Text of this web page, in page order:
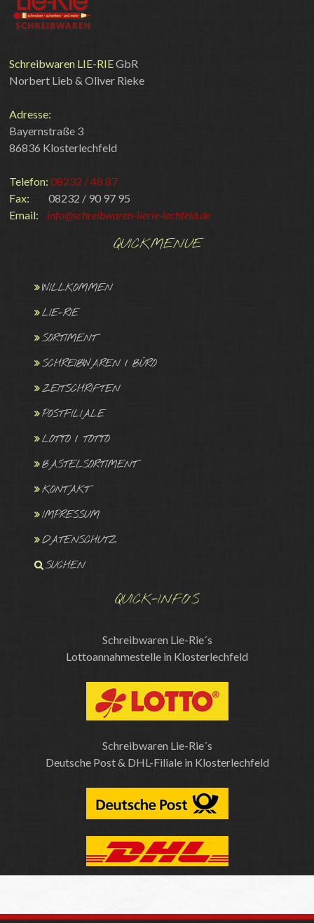
Schreibwaren LIE-RIEGbR
Norbert Lieb & Oliver Rieke
Adresse:
Bayernstraße 3
86836 Klosterlechfeld
Telefon: 08232 / 48 87
Fax: 08232 / 90 97 95
Email:
info@schreibwaren-lierie-lechfeld.de
QUICKMENUE
WILLKOMMEN
LIE-RIE
SORTIMENT
SCHREIBWAREN / BÜRO
ZEITSCHRIFTEN
POSTFILIALE
LOTTO / TOTTO
BASTELSORTIMENT
KONTAKT
IMPRESSUM
DATENSCHUTZ
SUCHEN
QUICK-INFO´S
Schreibwaren Lie-Rie´s
Lottoannahmestelle in Klosterlechfeld
Schreibwaren Lie-Rie´s
Deutsche Post & DHL-Filiale in Klosterlechfeld